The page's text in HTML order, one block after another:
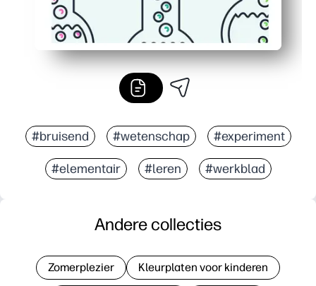
#bruisend #wetenschap #experiment
#elementair #leren #werkblad
Andere collecties
Zomerplezier Kleurplaten voor kinderen